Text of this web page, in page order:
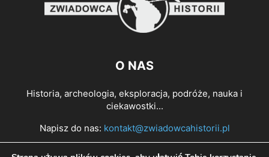
O NAS
Historia, archeologia, eksploracja, podróże, nauka i
ciekawostki...
Napisz do nas: kontakt@zwiadowcahistorii.pl